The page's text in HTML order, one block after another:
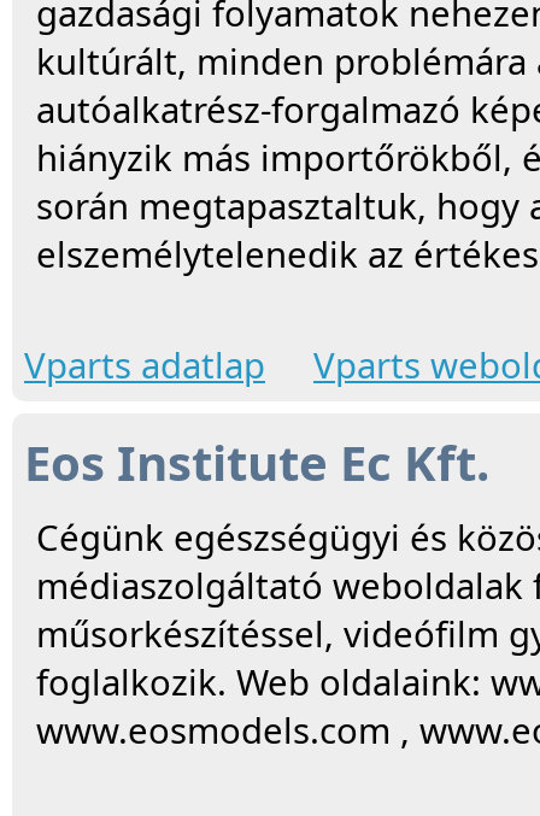
gazdasági folyamatok
kultúrált, minden
autóalkatrész-forgalmazó
hiányzik más importőrökből,
során megtapasztaltuk,
elszemélytelenedik az
Vparts adatlap Vparts
Eos Institute Ec Kft.
Cégünk egészségügyi és
médiaszolgáltató
műsorkészítéssel, videófilm
foglalkozik. Web oldalaink:
www.eosmodels.com ,